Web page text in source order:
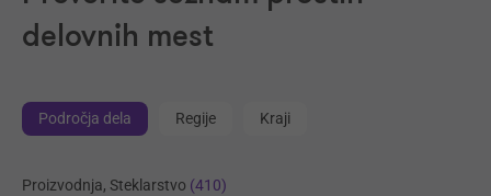
delovnih mest
Področja dela Regije Kraji
Proizvodnja, Steklarstvo (410)